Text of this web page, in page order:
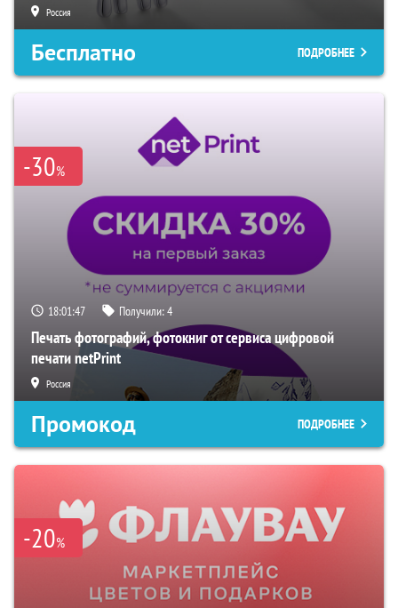
Россия
Бесплатно ПОДРОБНЕЕ
-30%
18:01:46 Получили:4
Печать фотографий, фотокниг от сервиса цифровой
печати netPrint
Россия
Промокод ПОДРОБНЕЕ
-20%